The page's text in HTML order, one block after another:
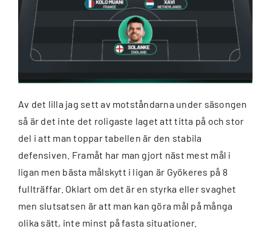
Av det lilla jag sett av motståndarna under säsongen
så är det inte det roligaste laget att titta på och stor
del i att man toppar tabellen är den stabila
defensiven. Framåt har man gjort näst mest mål i
ligan men bästa målskytt i ligan är Gyökeres på 8
fullträffar. Oklart om det är en styrka eller svaghet
men slutsatsen är att man kan göra mål på många
olika sätt, inte minst på fasta situationer.